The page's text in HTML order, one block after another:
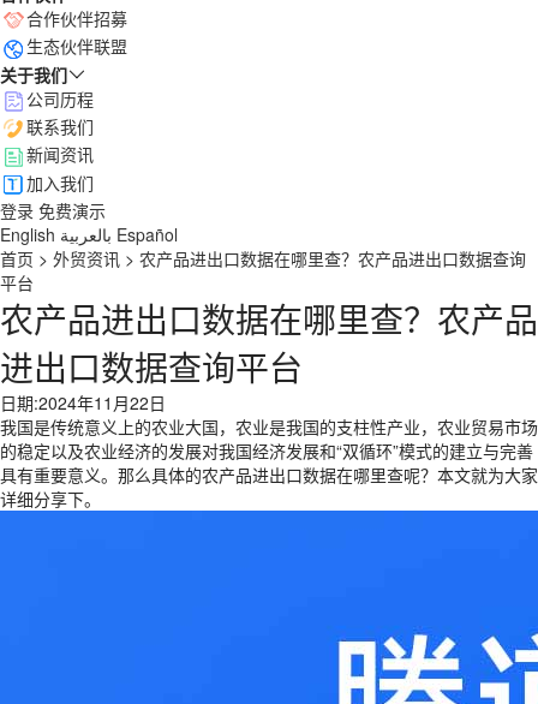
合作伙伴招募
生态伙伴联盟
关于我们
公司历程
联系我们
新闻资讯
加入我们
登录 免费演示
English بالعربية Español
首页 > 外贸资讯 > 农产品进出口数据在哪里查？农产品进出口数据查询
平台
农产品进出口数据在哪里查？农产品
进出口数据查询平台
日期:2024年11月22日
我国是传统意义上的农业大国，农业是我国的支柱性产业，农业贸易市场
的稳定以及农业经济的发展对我国经济发展和“双循环”模式的建立与完善
具有重要意义。那么具体的农产品进出口数据在哪里查呢？本文就为大家
详细分享下。